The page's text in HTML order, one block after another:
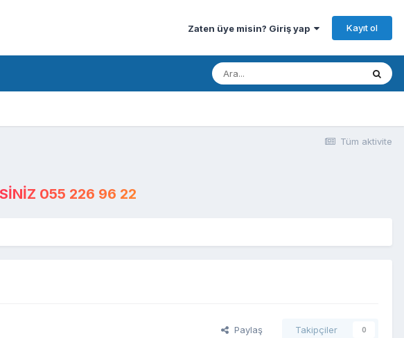
Zaten üye misin? Giriş yap Kayıt ol
Tüm aktivite
055 226 96 22
Paylaş Takipçiler 0